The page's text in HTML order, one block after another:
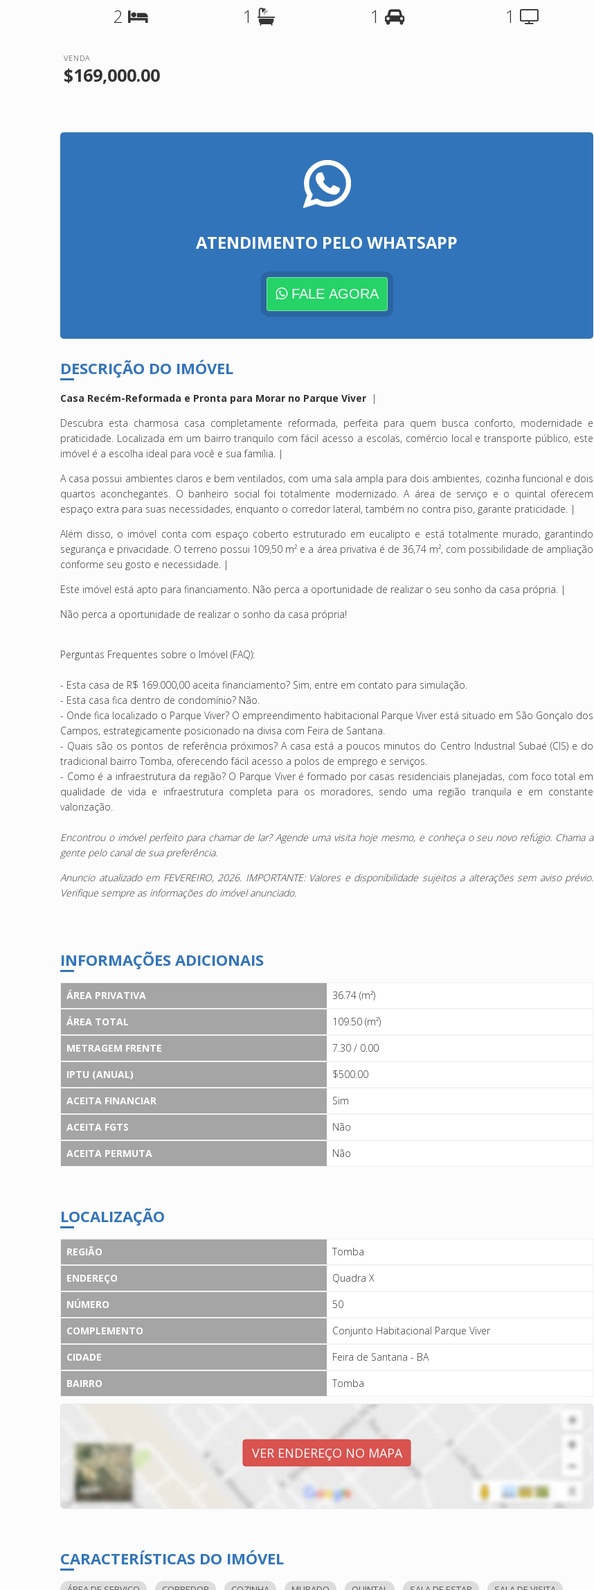
2 1 1 1
VENDA
$169,000.00
ATENDIMENTO PELO WHATSAPP
FALE AGORA
DESCRIÇÃO DO IMÓVEL
Casa Recém-Reformada e Pronta para Morar no Parque Viver |
Descubra esta charmosa casa completamente reformada, perfeita para quem busca conforto, modernidade e
praticidade. Localizada em um bairro tranquilo com fácil acesso a escolas, comércio local e transporte público, este
imóvel é a escolha ideal para você e sua família. |
A casa possui ambientes claros e bem ventilados, com uma sala ampla para dois ambientes, cozinha funcional e dois
quartos aconchegantes. O banheiro social foi totalmente modernizado. A área de serviço e o quintal oferecem
espaço extra para suas necessidades, enquanto o corredor lateral, também no contra piso, garante praticidade. |
Além disso, o imóvel conta com espaço coberto estruturado em eucalipto e está totalmente murado, garantindo
segurança e privacidade. O terreno possui 109,50 m² e a área privativa é de 36,74 m², com possibilidade de ampliação
conforme seu gosto e necessidade. |
Este imóvel está apto para financiamento. Não perca a oportunidade de realizar o seu sonho da casa própria. |
Não perca a oportunidade de realizar o sonho da casa própria!
Perguntas Frequentes sobre o Imóvel (FAQ):
- Esta casa de R$ 169.000,00 aceita financiamento? Sim, entre em contato para simulação.
- Esta casa fica dentro de condomínio? Não.
- Onde fica localizado o Parque Viver? O empreendimento habitacional Parque Viver está situado em São Gonçalo dos
Campos, estrategicamente posicionado na divisa com Feira de Santana.
- Quais são os pontos de referência próximos?A casa está a poucos minutos do Centro Industrial Subaé (CIS) e do
tradicional bairro Tomba, oferecendo fácil acesso a polos de emprego e serviços.
- Como é a infraestrutura da região? O Parque Viver é formado por casas residenciais planejadas, com foco total em
qualidade de vida e infraestrutura completa para os moradores, sendo uma região tranquila e em constante
valorização.
Encontrou o imóvel perfeito para chamar de lar? Agende uma visita hoje mesmo, e conheça o seu novo refúgio. Chama a
gente pelo canal de sua preferência.
Anuncio atualizado em FEVEREIRO, 2026. IMPORTANTE: Valores e disponibilidade sujeitos a alterações sem aviso prévio.
Verifique sempre as informações do imóvel anunciado.
INFORMAÇÕES ADICIONAIS
ÁREA PRIVATIVA
36.74 (m²)
ÁREA TOTAL
109.50 (m²)
METRAGEM FRENTE
7.30 / 0.00
IPTU (ANUAL)
$500.00
ACEITA FINANCIAR
Sim
ACEITA FGTS
Não
ACEITA PERMUTA
Não
LOCALIZAÇÃO
REGIÃO
Tomba
ENDEREÇO
Quadra X
NÚMERO
50
COMPLEMENTO
Conjunto Habitacional Parque Viver
CIDADE
Feira de Santana - BA
BAIRRO
Tomba
VER ENDEREÇO NO MAPA
CARACTERÍSTICAS DO IMÓVEL